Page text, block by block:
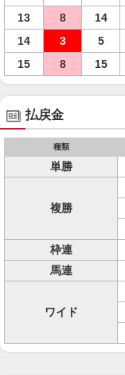
13
8 14
14
3 5
15
8 15
払戻金
種類
単勝
複勝
枠連
馬連
ワイド